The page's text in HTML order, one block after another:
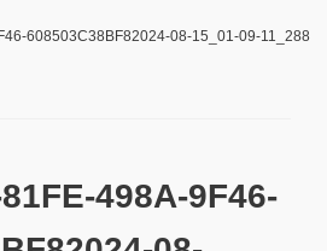
608503C38BF82024-08-15_01-09-11_288
498A-9F46-